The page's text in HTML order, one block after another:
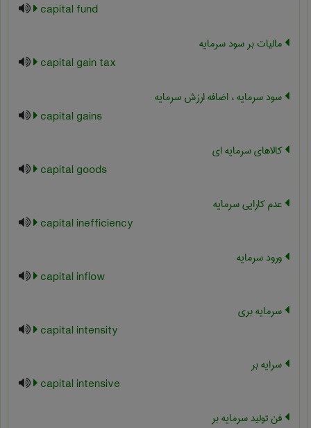
capital fund
مالیات بر سود سرمایه
capital gain tax
سود سرمایه ، اضافه ارزش سرمایه
capital gains
کالاهای سرمایه ای
capital goods
عدم کارایی سرمایه
capital inefficiency
ورود سرمایه
capital inflow
سرمایه بری
capital intensity
سرايه بر
capital intensive
فن تولید سرمایه بر